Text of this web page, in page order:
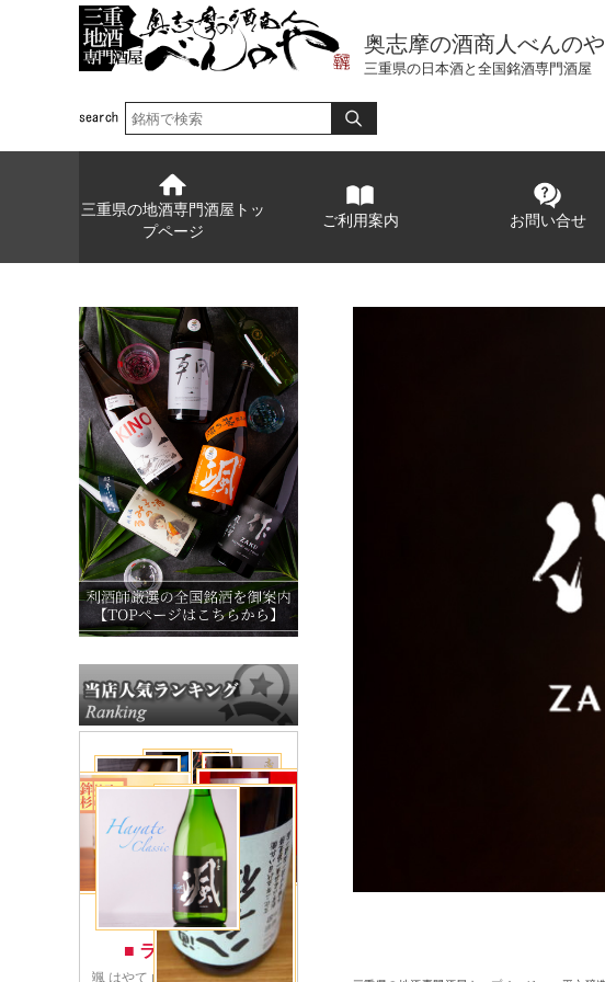
奥志摩の酒商人べんのや
三重県の日本酒と全国銘酒専門酒屋
三重県の地酒専門酒屋トッ
プページ
ご利用案内 お問い合せ